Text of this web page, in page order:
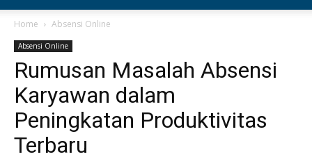
Home Absensi Online
Absensi Online
Rumusan Masalah Absensi
Karyawan dalam
Peningkatan Produktivitas
Terbaru